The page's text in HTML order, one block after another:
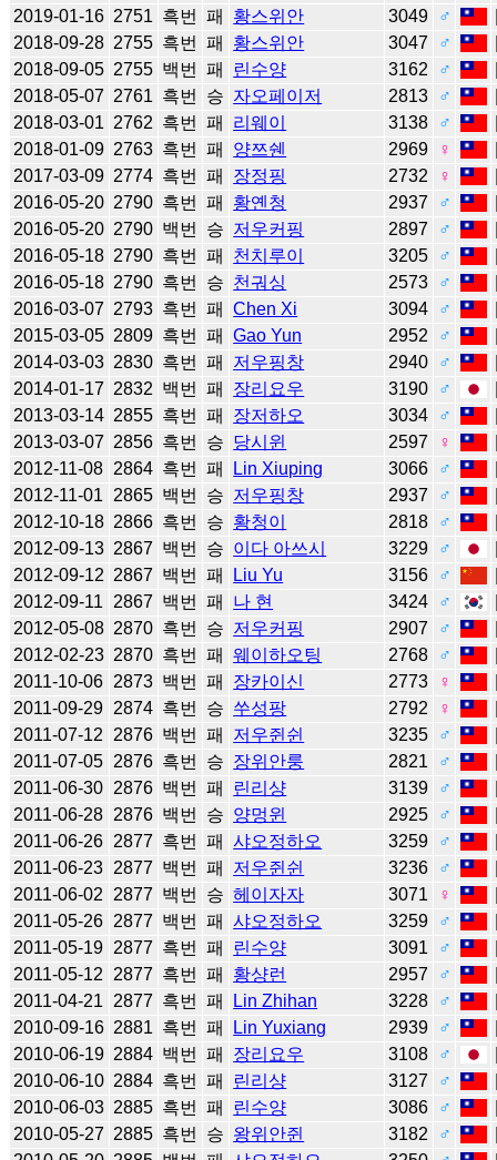
2019-01-16 2751 흑번 패 황스위안 3049 ♂
2018-09-28 2755 흑번 패 황스위안 3047 ♂
2018-09-05 2755 백번 패 린수양 3162 ♂
2018-05-07 2761 흑번 승 자오페이저 2813 ♂
2018-03-01 2762 흑번 패 리웨이 3138 ♂
2018-01-09 2763 흑번 패 양쯔쉔 2969 ♀
2017-03-09 2774 흑번 패 장정핑 2732 ♀
2016-05-20 2790 흑번 패 황옌청 2937 ♂
2016-05-20 2790 백번 승 저우커핑 2897 ♂
2016-05-18 2790 흑번 패 천치루이 3205 ♂
2016-05-18 2790 흑번 승 천궈싱 2573 ♂
2016-03-07 2793 흑번 패 Chen Xi 3094 ♂
2015-03-05 2809 흑번 패 Gao Yun 2952 ♂
2014-03-03 2830 흑번 패 저우핑창 2940 ♂
2014-01-17 2832 백번 패 장리요우 3190 ♂
2013-03-14 2855 흑번 패 장저하오 3034 ♂
2013-03-07 2856 흑번 승 당시윈 2597 ♀
2012-11-08 2864 흑번 패 Lin Xiuping 3066 ♂
2012-11-01
2865 백번 승 저우핑창 2937 ♂
2012-10-18 2866 흑번 승 황청이 2818 ♂
2012-09-13 2867 백번 승 이다 아쓰시 3229 ♂
2012-09-12 2867 백번 패 Liu Yu 3156 ♂
2012-09-11
2867 백번 패 나 현 3424 ♂
2012-05-08 2870 흑번 승 저우커핑 2907 ♂
2012-02-23 2870 흑번 패 웨이하오팅 2768 ♂
2011-10-06 2873 백번 패 장카이신 2773 ♀
2011-09-29 2874 흑번 승 쑤성팡 2792 ♀
2011-07-12
2876 백번 패 저우쥔쉰 3235 ♂
2011-07-05 2876 흑번 승 장위안룽 2821 ♂
2011-06-30 2876 백번 패 린리샹 3139 ♂
2011-06-28 2876 백번 승 양멍윈 2925 ♂
2011-06-26 2877 흑번 패 샤오정하오 3259 ♂
2011-06-23 2877 백번 패 저우쥔쉰 3236 ♂
2011-06-02
2877 백번 승 헤이자자 3071 ♀
2011-05-26 2877 백번 패 샤오정하오 3259 ♂
2011-05-19 2877 흑번 패 린수양 3091 ♂
2011-05-12
2877 흑번 패 황샹런 2957 ♂
2011-04-21
2877 흑번 패 Lin Zhihan 3228 ♂
2010-09-16 2881 흑번 패 Lin Yuxiang 2939 ♂
2010-06-19 2884 백번 패 장리요우 3108 ♂
2010-06-10 2884 흑번 패 린리샹 3127 ♂
2010-06-03 2885 흑번 패 린수양 3086 ♂
2010-05-27 2885 흑번 승 왕위안쥔 3182 ♂